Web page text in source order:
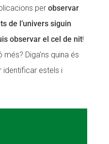
per observar
de l’univers siguin
observar el cel de nit!
Diga’ns quina és
identificar estels i